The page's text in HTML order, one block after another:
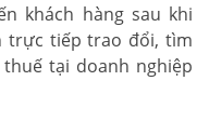
khách hàng sau khi
trực tiếp trao đổi, tìm
tại doanh nghiệp